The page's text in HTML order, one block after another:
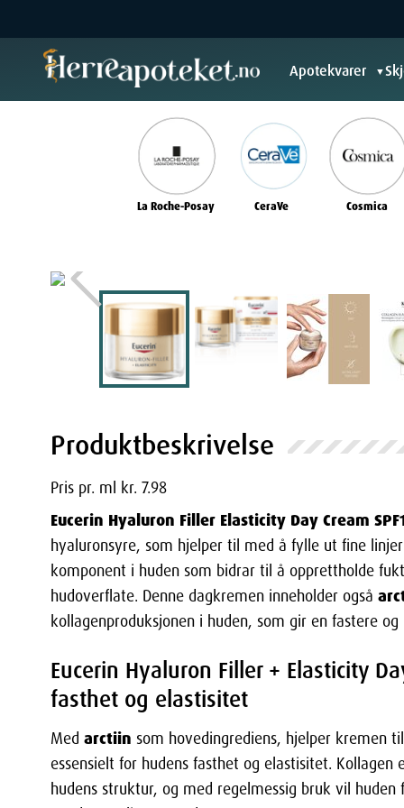
Apotekvarer ▼
La Roche-Posay CeraVe Cosmica
Produktbeskrivelse
Pris pr. ml kr. 7.98
Eucerin Hyaluron Filler Elasticity Day Cream
hyaluronsyre, som hjelper til med å fylle ut fine
komponent i huden som bidrar til å opprettholde
hudoverflate. Denne dagkremen inneholder også
kollagenproduksjonen i huden, som gir en fastere
Eucerin Hyaluron Filler + Elasticity
fasthet og elastisitet
Med arctiin som hovedingrediens, hjelper kremen
essensielt for hudens fasthet og elastisitet.
hudens struktur, og med regelmessig bruk vil